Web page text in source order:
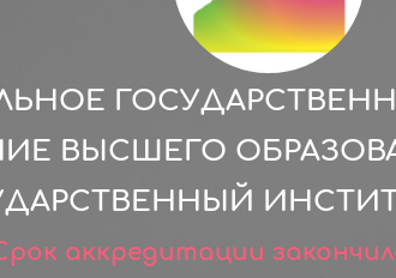
ВЫСШЕГО
аккредитации